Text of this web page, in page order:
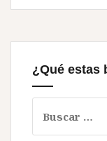
¿Qué estas